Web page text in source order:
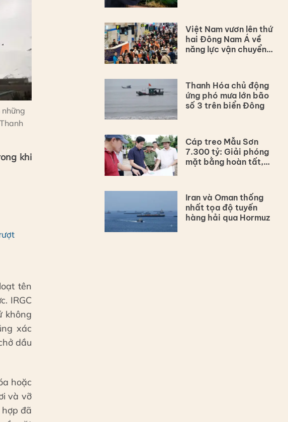
khi
tên
IRGC
không
xác
dầu
hoặc
và vỡ
đã
Việt Nam vươn lên thứ
hai Đông Nam Á về
năng lực vận chuyển
Thanh Hóa chủ động
ứng phó mưa lớn bão
số 3 trên biển Đông
Cáp treo Mẫu Sơn
7.300 tỷ: Giải phóng
mặt bằng hoàn tất,
Iran và Oman thống
nhất tọa độ tuyến
hàng hải qua Hormuz